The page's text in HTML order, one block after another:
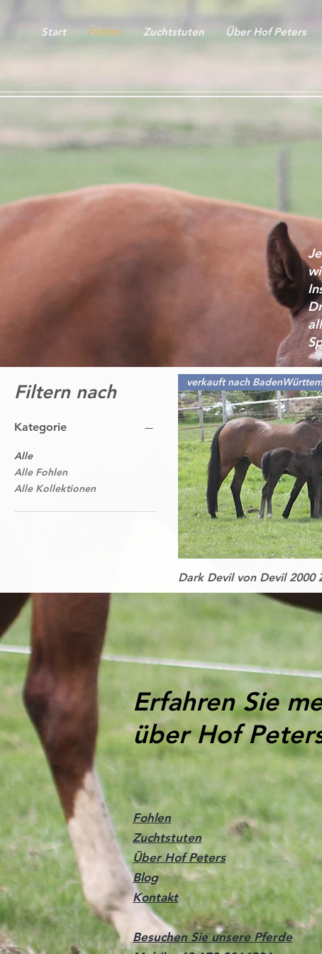
Start Fohlen Zuchtstuten Über Hof Peters
Filtern nach
Kategorie
Alle
Alle Fohlen
Alle Kollektionen
verkauft nach
Dark Devil von Devil 2000
Erfahren Sie
über Hof
Fohlen
Zuchtstuten
Über Hof Peters
Blog
Kontakt
Besuchen Sie unsere Pferde